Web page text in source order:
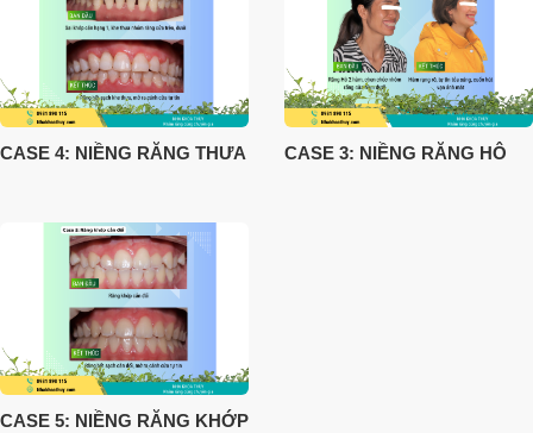
CASE 4: NIỀNG RĂNG THƯA CASE 3: NIỀNG RĂNG HÔ
CASE 5: NIỀNG RĂNG KHỚP